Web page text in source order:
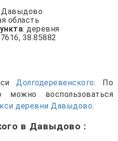
Давыдово
область
: деревня
38.85882
Долгодеревенского. По
воспользоваться
деревни Давыдово.
в Давыдово :